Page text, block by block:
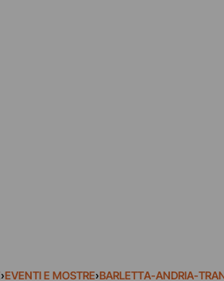
›EVENTI E MOSTRE›BARLETTA-ANDRIA-